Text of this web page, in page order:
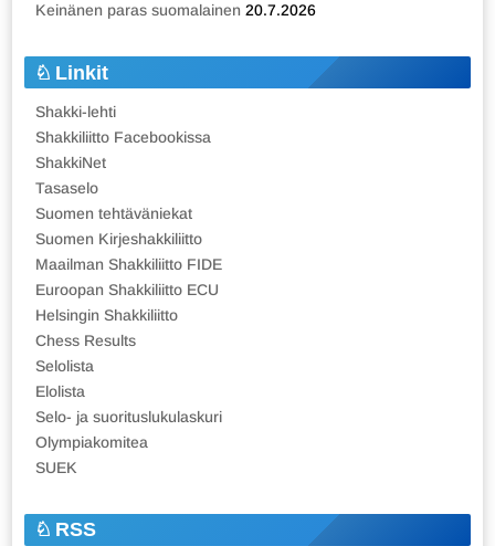
Keinänen paras suomalainen 20.7.2026
Linkit
Shakki-lehti
Shakkiliitto Facebookissa
ShakkiNet
Tasaselo
Suomen tehtäväniekat
Suomen Kirjeshakkiliitto
Maailman Shakkiliitto FIDE
Euroopan Shakkiliitto ECU
Helsingin Shakkiliitto
Chess Results
Selolista
Elolista
Selo- ja suorituslukulaskuri
Olympiakomitea
SUEK
RSS